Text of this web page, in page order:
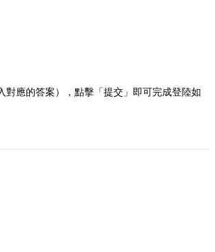
對應的答案），點擊「提交」即可完成登陸如